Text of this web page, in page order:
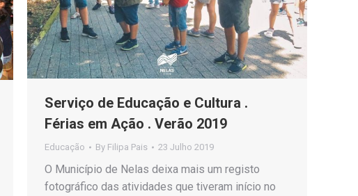
Serviço de Educação e Cultura .
Férias em Ação . Verão 2019
Educação By Filipa Pais 23 Julho 2019
O Município de Nelas deixa mais um registo
fotográfico das atividades que tiveram início no